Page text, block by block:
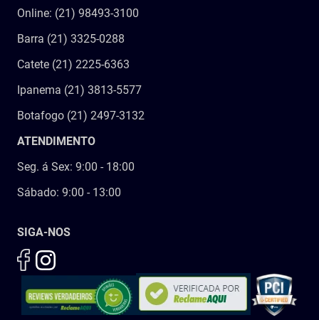
Online: (21) 98493-3100
Barra (21) 3325-0288
Catete (21) 2225-6363
Ipanema (21) 3813-5577
Botafogo (21) 2497-3132
ATENDIMENTO
Seg. á Sex: 9:00 - 18:00
Sábado: 9:00 - 13:00
SIGA-NOS